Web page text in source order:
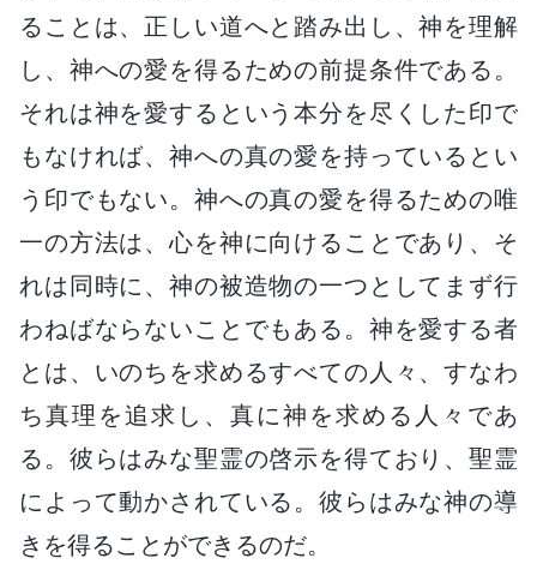
ることは、正しい道へと踏み出し、神を理解
し、神への愛を得るための前提条件である。
それは神を愛するという本分を尽くした印で
もなければ、神への真の愛を持っているとい
う印でもない。神への真の愛を得るための唯
一の方法は、心を神に向けることであり、そ
れは同時に、神の被造物の一つとしてまず行
わねばならないことでもある。神を愛する者
とは、いのちを求めるすべての人々、すなわ
ち真理を追求し、真に神を求める人々であ
る。彼らはみな聖霊の啓示を得ており、聖霊
によって動かされている。彼らはみな神の導
きを得ることができるのだ。